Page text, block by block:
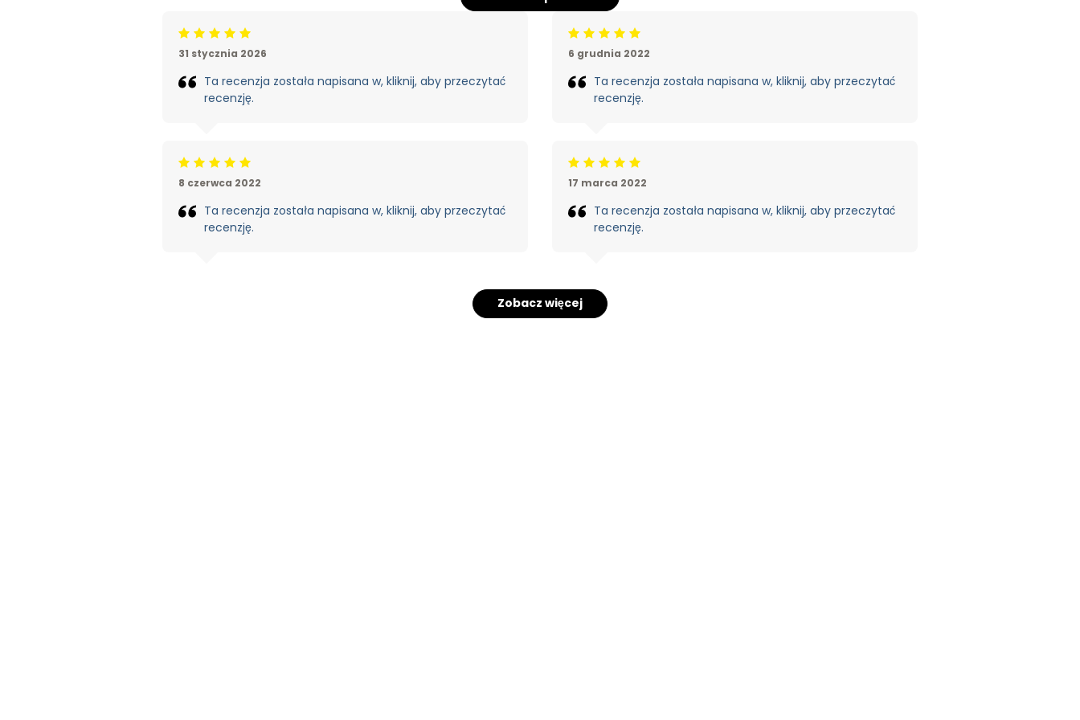
Beoordeling: 5/5
31 stycznia 2026
Ta recenzja została napisana w, kliknij, aby przeczytać
recenzję.
Beoordeling: 5/5
8 czerwca 2022
Ta recenzja została napisana w, kliknij, aby przeczytać
recenzję.
Beoordeling: 5/5
6 grudnia 2022
Ta recenzja została napisana w, kliknij, aby przeczytać
recenzję.
Beoordeling: 5/5
17 marca 2022
Ta recenzja została napisana w, kliknij, aby przeczytać
recenzję.
Zobacz więcej